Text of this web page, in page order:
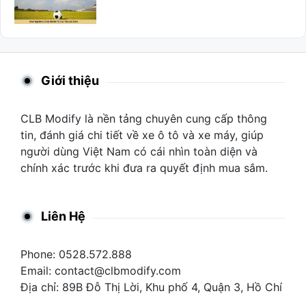
Giới thiệu
CLB Modify là nền tảng chuyên cung cấp thông
tin, đánh giá chi tiết về xe ô tô và xe máy, giúp
người dùng Việt Nam có cái nhìn toàn diện và
chính xác trước khi đưa ra quyết định mua sắm.
Liên Hệ
Phone: 0528.572.888
Email: contact@clbmodify.com
Địa chỉ: 89B Đỗ Thị Lời, Khu phố 4, Quận 3, Hồ Chí